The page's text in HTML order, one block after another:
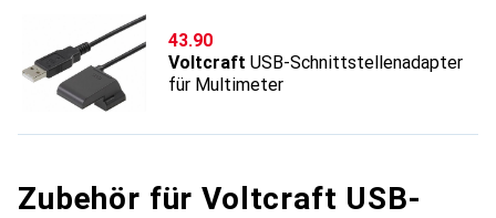
CHF
43.90
Voltcraft USB-Schnittstellenadapter
für Multimeter
Zubehör für Voltcraft USB-